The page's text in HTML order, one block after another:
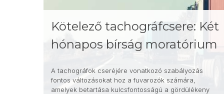
Kötelező tachográfcsere: Két
hónapos bírság moratórium
A tachográfok cseréjére vonatkozó szabályozás
fontos változásokat hoz a fuvarozók számára,
amelyek betartása kulcsfontosságú a gördülékeny